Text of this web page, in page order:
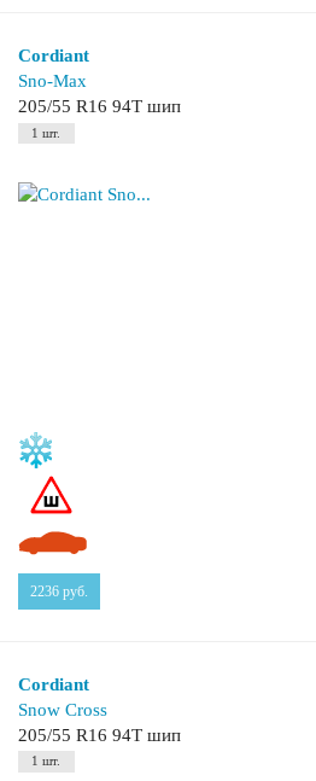
Cordiant
Sno-Max
205/55 R16 94T шип
1 шт.
2236 руб.
Cordiant
Snow Cross
205/55 R16 94T шип
1 шт.